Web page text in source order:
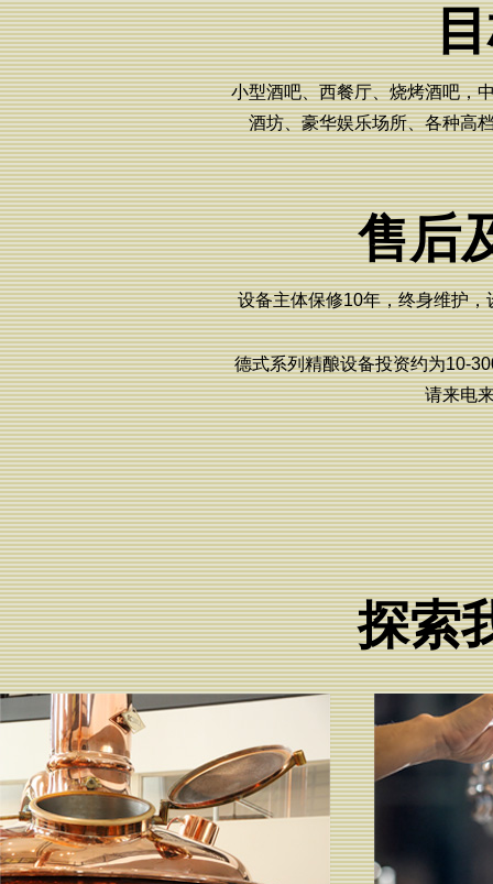
小型酒吧、西餐厅、烧烤酒吧，
酒坊、豪华娱乐场所、各种高
售后
设备主体保修10年，终身维护
德式系列精酿设备投资约为10-
请来电
探索